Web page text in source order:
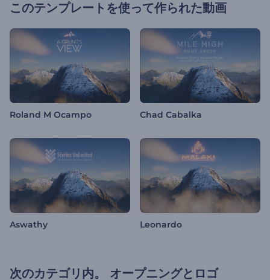
このテンプレートを使って作られた動画
Roland M Ocampo Chad Cabalka
Aswathy Leonardo
次のカテゴリ内。 オープニングとロゴ